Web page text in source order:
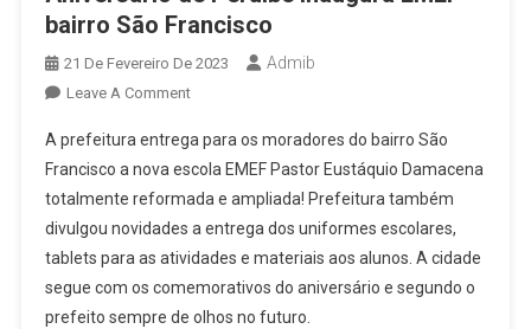
bairro São Francisco
21 De Fevereiro De 2023 Admib
Leave A CommentOn
De
Peruíbe
Inaugura
EMEF
Bairro
São
Francisco
A prefeitura entrega para os moradores do bairro São
Francisco a nova escola EMEF Pastor Eustáquio Damacena
totalmente reformada e ampliada! Prefeitura também
divulgou novidades a entrega dos uniformes escolares,
tablets para as atividades e materiais aos alunos. A cidade
segue com os comemorativos do aniversário e segundo o
prefeito sempre de olhos no futuro.